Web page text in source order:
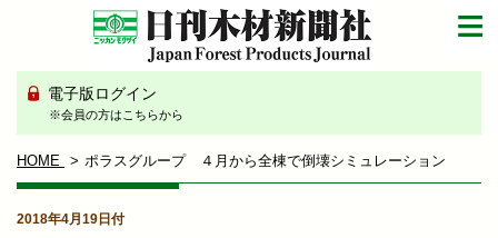
電子版ログイン
※会員の方はこちらから
HOME ポラスグループ ４月から全棟で倒壊シミュレーション
2018年4月19日付